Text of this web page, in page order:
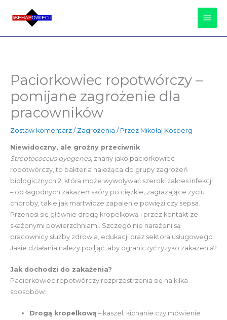
Paciorkowiec ropotwórczy –
pomijane zagrożenie dla
pracowników
Zostaw komentarz / Zagrożenia / Przez Mikołaj Kosberg
Niewidoczny, ale groźny przeciwnik
Streptococcus pyogenes, znany jako paciorkowiec
ropotwórczy, to bakteria należąca do grupy zagrożeń
biologicznych 2, która może wywoływać szeroki zakres infekcji
– od łagodnych zakażeń skóry po ciężkie, zagrażające życiu
choroby, takie jak martwicze zapalenie powięzi czy sepsa.
Przenosi się głównie drogą kropelkową i przez kontakt ze
skażonymi powierzchniami. Szczególnie narażeni są
pracownicy służby zdrowia, edukacji oraz sektora usługowego.
Jakie działania należy podjąć, aby ograniczyć ryzyko zakażenia?
Jak dochodzi do zakażenia?
Paciorkowiec ropotwórczy rozprzestrzenia się na kilka
sposobów:
Drogą kropelkową – kaszel, kichanie czy mówienie